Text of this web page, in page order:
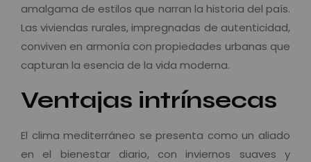
amalgama de estilos que narran la historia del país.
Las viviendas rurales, impregnadas de autenticidad,
conviven en armonía con propiedades urbanas que
capturan la esencia de la vida moderna.
Ventajas intrínsecas
El clima mediterráneo se presenta como un aliado
en el bienestar diario, con inviernos suaves y